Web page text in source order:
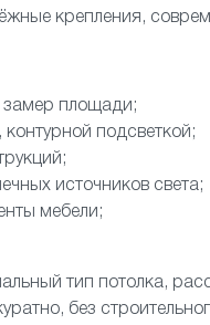
крепления,
замер площади;
контурной подсветкой;
источников света;
мебели;
тип потолка,
без